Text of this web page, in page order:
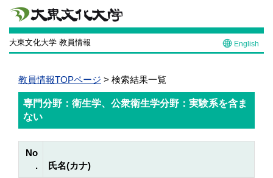
大東文化大学 教員情報 English
教員情報TOPページ > 検索結果一覧
専門分野：衛生学、公衆衛生学分野：実験系を含ま
ない
No
.
氏名(カナ)